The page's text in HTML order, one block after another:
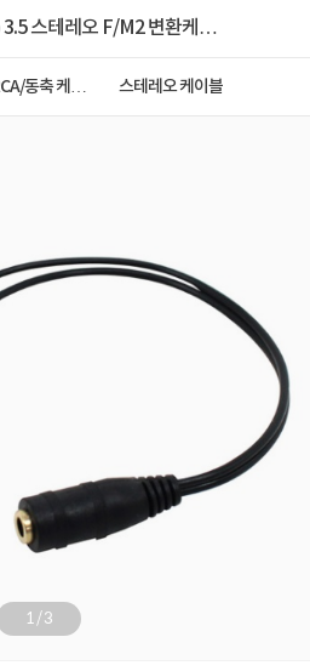
스테레오 F/M2 변환케이
동축 케이
스테레오 케이블
1/3